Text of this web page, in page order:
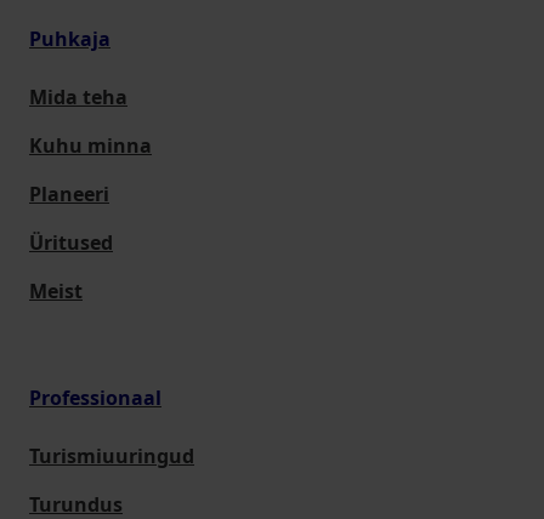
Puhkaja
Mida teha
Kuhu minna
Planeeri
Üritused
Meist
Professionaal
Turismiuuringud
Turundus